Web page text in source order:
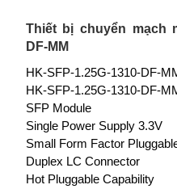
Thiết bị chuyển mạch
DF-MM
HK-SFP-1.25G-1310-DF-
HK-SFP-1.25G-1310-DF-
SFP Module
Single Power Supply 3.3V
Small Form Factor
Duplex LC Connector
Hot Pluggable Capability